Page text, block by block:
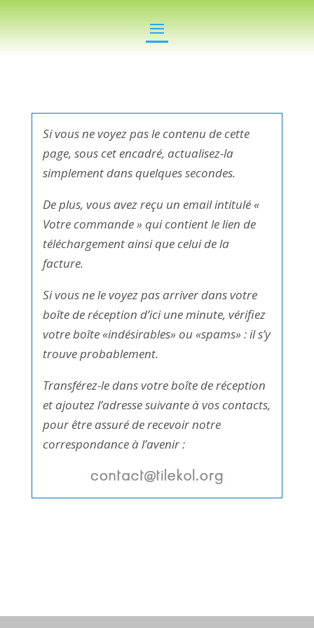
Si vous ne voyez pas le contenu de cette
page, sous cet encadré, actualisez-la
simplement dans quelques secondes.
De plus, vous avez reçu un email intitulé «
Votre commande » qui contient le lien de
téléchargement ainsi que celui de la
facture.
Si vous ne le voyez pas arriver dans votre
boîte de réception d’ici une minute, vérifiez
votre boîte «indésirables» ou «spams» : il s’y
trouve probablement.
Transférez-le dans votre boîte de réception
et ajoutez l’adresse suivante à vos contacts,
pour être assuré de recevoir notre
correspondance à l’avenir :